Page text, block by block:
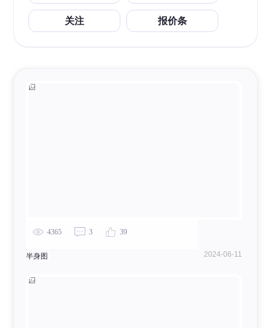
关注 报价条
4365 3 39
半身图 2024-06-11